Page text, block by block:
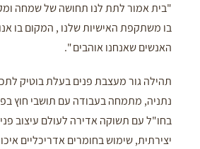
"בית אמור לתת לנו תחושה של שמחה
בו משתקפת האישיות שלנו , המקום בו
האנשים שאנחנו אוהבים ".
תהילה גור מעצבת פנים בעלת בוטיק
נתניה, מתמחה בעבודה עם תושבי חוץ
בחו"ל עם תשוקה אדירה לעולם עיצוב
יצירתית, שימוש בחומרים אדריכליים